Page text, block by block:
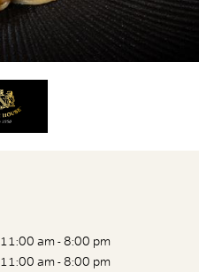
11:00 am - 8:00 pm
11:00 am - 8:00 pm